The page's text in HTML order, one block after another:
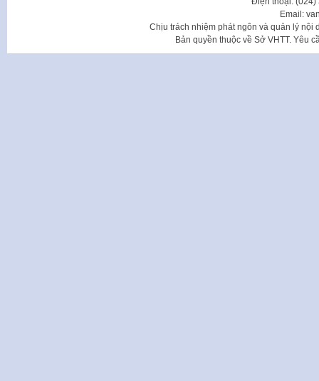
Email:
Chịu trách nhiệm phát ngôn và quản lý nội
Bản quyền thuộc về Sở VHTT. Yêu